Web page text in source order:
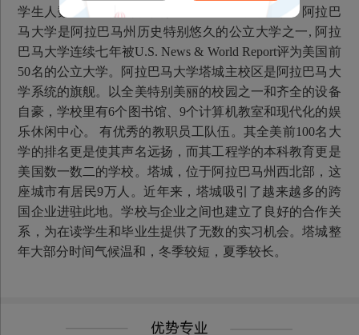
学生人数的 4%，他们分别来自77个不同的国家。阿拉巴
马大学是阿拉巴马州历史特别悠久的公立大学之一, 阿拉
巴马大学连续七年被U.S. News & World Report评为美国前
50名的公立大学。阿拉巴马大学塔城主校区是阿拉巴马大
学系统的旗舰。以全美特别美丽的校园之一和齐全的设备
自豪，学校里有6个图书馆、9个计算机教室和现代化的娱
乐休闲中心。 有优秀的教职员工队伍。其全美前100名大
学的排名更是使其声名远扬，而其工程学的本科教育更是
美国数一数二的学校。塔城，位于阿拉巴马州西北部，这
座城市有居民9万人。近年来，塔城吸引了越来越多的跨
国企业进驻此地。学校与企业之间也建立了良好的合作关
系，为在读学生和毕业生提供了无数的实习机会。塔城整
年大部分时间气候温和，冬季较短，夏季较长。